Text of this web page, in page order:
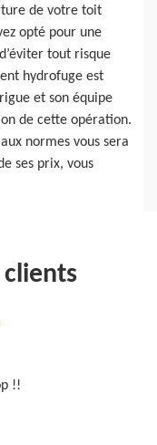
de votre toit
opté pour une
tout risque
hydrofuge est
et son équipe
de cette opération.
normes vous sera
ses prix, vous
clients